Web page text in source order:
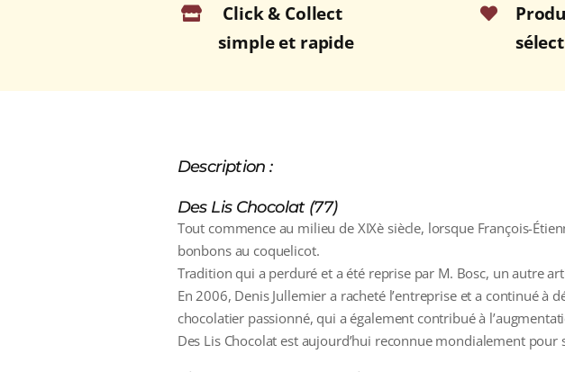
Click & Collect
simple et rapide
Description :
Des Lis Chocolat (77)
Tout commence au milieu de XIXè siècle, lorsque François-
bonbons au coquelicot.
Tradition qui a perduré et a été reprise par M. Bosc, un autre
En 2006, Denis Jullemier a racheté l’entreprise et a continué
chocolatier passionné, qui a également contribué à
Des Lis Chocolat est aujourd’hui reconnue mondialement